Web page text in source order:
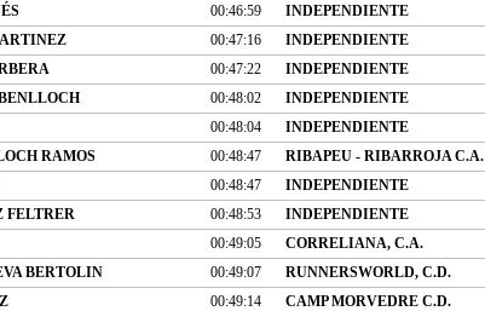
00:46:59 INDEPENDIENTE
00:47:16 INDEPENDIENTE
00:47:22 INDEPENDIENTE
00:48:02 INDEPENDIENTE
00:48:04 INDEPENDIENTE
RAMOS 00:48:47 RIBAPEU - RIBARROJA C.A.
00:48:47 INDEPENDIENTE
FELTRER 00:48:53 INDEPENDIENTE
00:49:05 CORRELIANA, C.A.
BERTOLIN 00:49:07 RUNNERSWORLD, C.D.
00:49:14 CAMP MORVEDRE C.D.